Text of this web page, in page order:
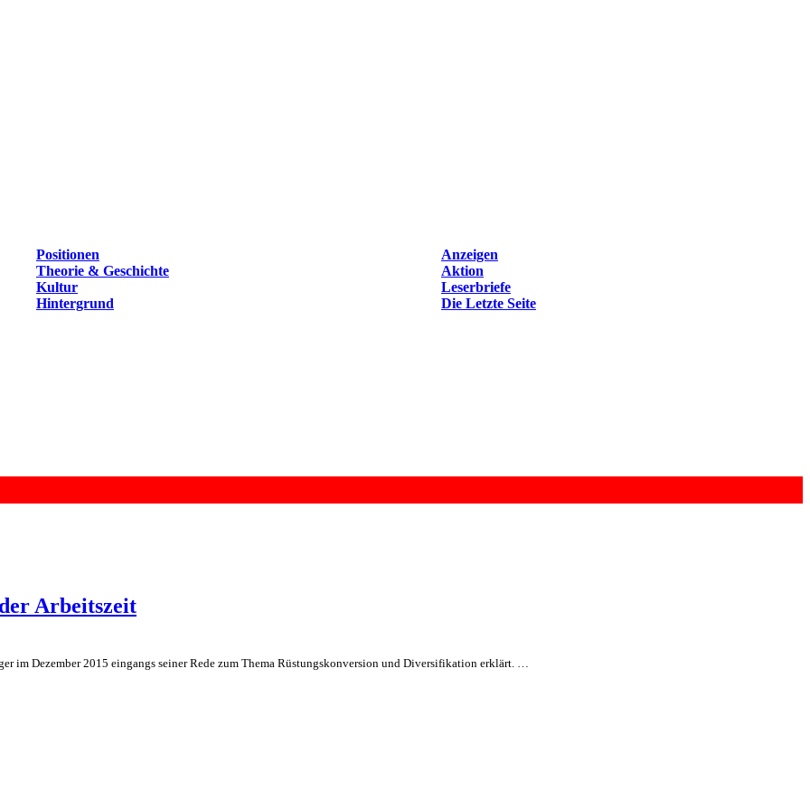
Positionen
Anzeigen
Theorie & Geschichte
Aktion
Kultur
Leserbriefe
Hintergrund Die Letzte Seite
Arbeitszeit
im Dezember 2015 eingangs seiner Rede zum Thema Rüstungskonversion und Diversifikation erklärt. …